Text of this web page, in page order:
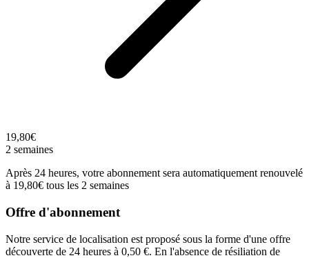
19,80€
2 semaines
Après 24 heures, votre abonnement sera automatiquement renouvelé
à 19,80€ tous les 2 semaines
Offre d'abonnement
Notre service de localisation est proposé sous la forme d'une offre
découverte de 24 heures à 0,50 €. En l'absence de résiliation de